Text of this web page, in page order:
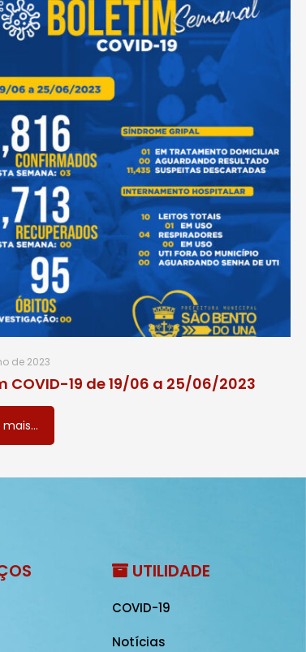
de 2023
COVID-19 de 19/06 a 25/06/2023
mais...
UTILIDADE
COVID-19
Notícias